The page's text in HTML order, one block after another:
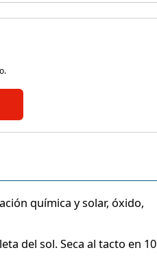
química y solar, óxido,
del sol. Seca al tacto en 10